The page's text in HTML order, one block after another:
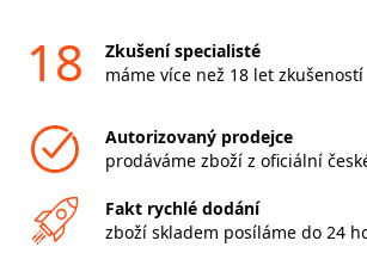
18
Zkušení specialisté
máme více než 18 let zkušeností
Autorizovaný prodejce
prodáváme zboží z oficiální
Fakt rychlé dodání
zboží skladem posíláme do 24